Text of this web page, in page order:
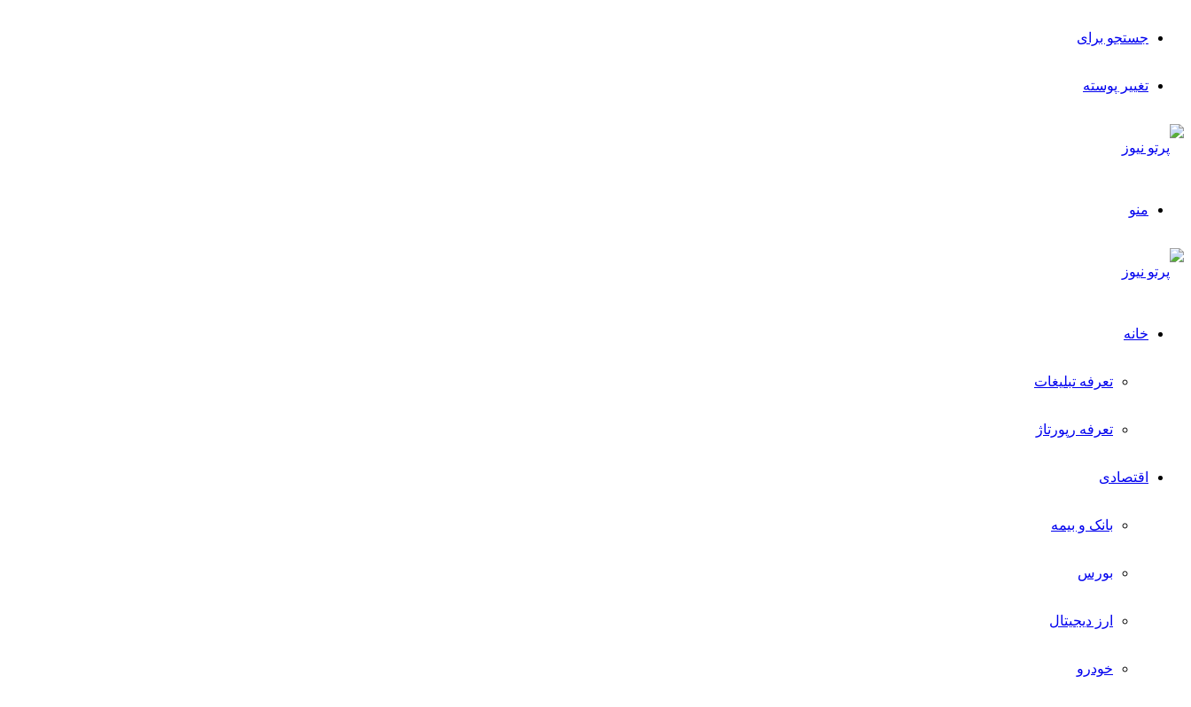
جستجو برای
تغییر پوسته
منو
خانه
تعرفه تبلیغات
تعرفه رپورتاژ
اقتصادی
بانک و بیمه
بورس
ارز دیجیتال
خودرو